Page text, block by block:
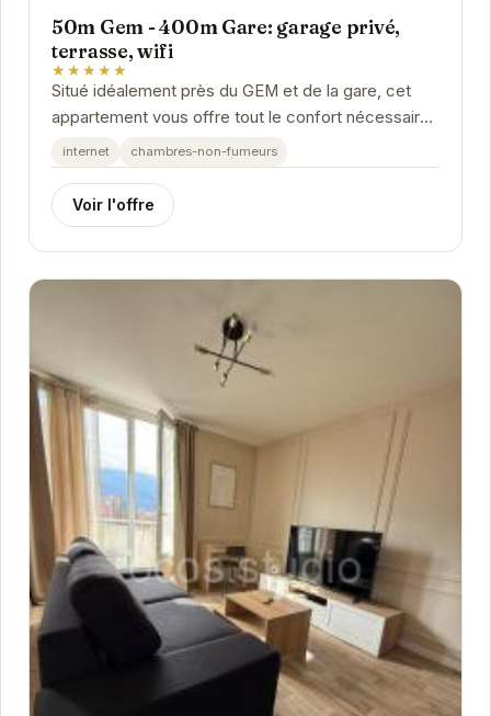
50m Gem - 400m Gare: garage privé,
terrasse, wifi
★★★★★
Situé idéalement près du GEM et de la gare, cet
appartement vous offre tout le confort nécessaire
pour un séjour agréable à Grenoble. Avec une...
internet chambres-non-fumeurs
Voir l'offre